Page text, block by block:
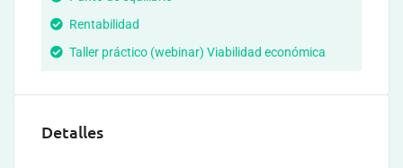
Rentabilidad
Taller práctico (webinar) Viabilidad económica
Detalles